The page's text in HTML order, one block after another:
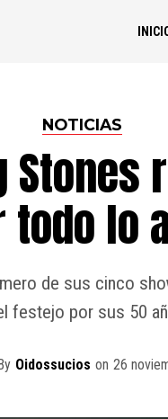
NOTICIAS
Stones
todo lo
de sus cinco
festejo por sus 50
Oidossucios on 26